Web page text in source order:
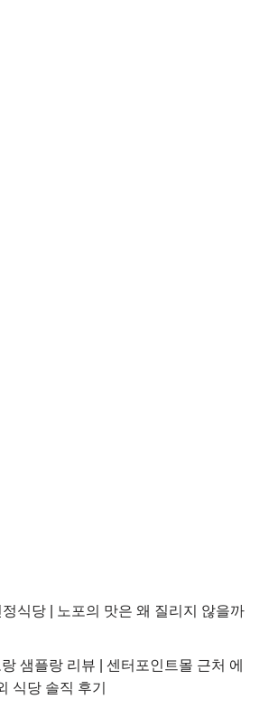
식당 | 노포의 맛은 왜 질리지 않을까
샘플랑 리뷰 | 센터포인트몰 근처 에
식당 솔직 후기